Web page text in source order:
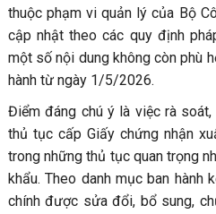
thuộc phạm vi quản lý của Bộ
cập nhật theo các quy định
một số nội dung không còn phù
hành từ ngày 1/5/2026.
Điểm đáng chú ý là việc rà
thủ tục cấp Giấy chứng nhận
trong những thủ tục quan trọng
khẩu. Theo danh mục ban hành
chính được sửa đổi, bổ sung,